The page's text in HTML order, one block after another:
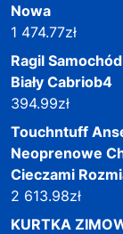
Nowa
1 474.77zł
Ragil
Biały Cabriob4
394.99zł
Touchntuff
Neoprenowe
Cieczami
2 613.98zł
KURTKA